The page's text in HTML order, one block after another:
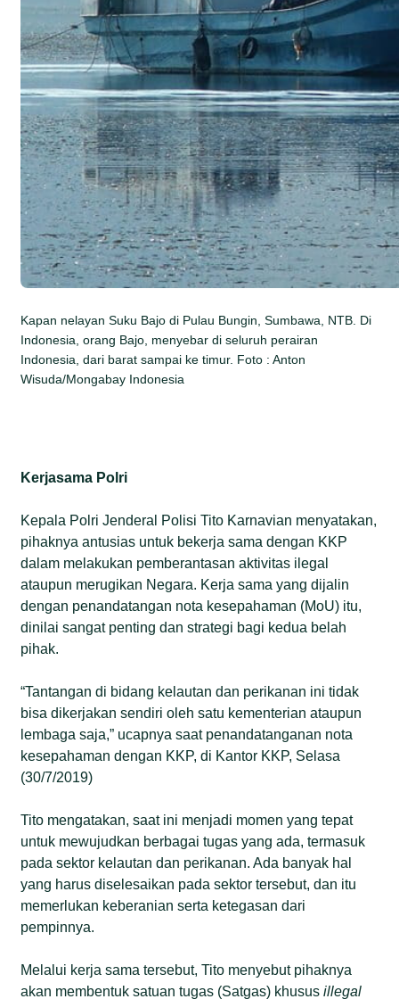
Kapan nelayan Suku Bajo di Pulau Bungin, Sumbawa, NTB. Di
Indonesia, orang Bajo, menyebar di seluruh perairan
Indonesia, dari barat sampai ke timur. Foto : Anton
Wisuda/Mongabay Indonesia
Kerjasama Polri
Kepala Polri Jenderal Polisi Tito Karnavian menyatakan,
pihaknya antusias untuk bekerja sama dengan KKP
dalam melakukan pemberantasan aktivitas ilegal
ataupun merugikan Negara. Kerja sama yang dijalin
dengan penandatangan nota kesepahaman (MoU) itu,
dinilai sangat penting dan strategi bagi kedua belah
pihak.
“Tantangan di bidang kelautan dan perikanan ini tidak
bisa dikerjakan sendiri oleh satu kementerian ataupun
lembaga saja,” ucapnya saat penandatanganan nota
kesepahaman dengan KKP, di Kantor KKP, Selasa
(30/7/2019)
Tito mengatakan, saat ini menjadi momen yang tepat
untuk mewujudkan berbagai tugas yang ada, termasuk
pada sektor kelautan dan perikanan. Ada banyak hal
yang harus diselesaikan pada sektor tersebut, dan itu
memerlukan keberanian serta ketegasan dari
pempinnya.
Melalui kerja sama tersebut, Tito menyebut pihaknya
akan membentuk satuan tugas (Satgas) khususillegal